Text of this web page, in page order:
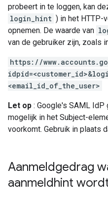
probeert in te loggen, kan
login_hint ) in het HTTP-
opnemen. De waarde van
van de gebruiker zijn, zoals
https://
<email_id_of_the_user>
Let op : Google's SAML
mogelijk in het Subject-
voorkomt. Gebruik in plaats
Aanmeldgedrag
aanmeldhint